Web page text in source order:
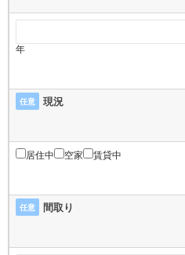
年
任意 現況
居住中 空家 賃貸中
任意 間取り